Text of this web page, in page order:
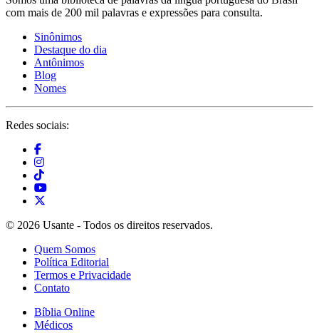
com mais de 200 mil palavras e expressões para consulta.
Sinônimos
Destaque do dia
Antônimos
Blog
Nomes
Redes sociais:
© 2026 Usante - Todos os direitos reservados.
Quem Somos
Política Editorial
Termos e Privacidade
Contato
Bíblia Online
Médicos